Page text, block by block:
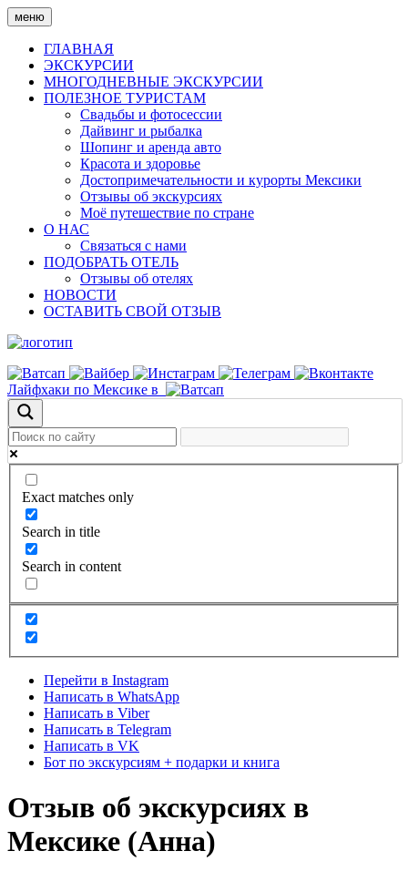
Skip
to
content
меню
ГЛАВНАЯ
ЭКСКУРСИИ
МНОГОДНЕВНЫЕ ЭКСКУРСИИ
ПОЛЕЗНОЕ ТУРИСТАМ
Свадьбы и фотосессии
Дайвинг и рыбалка
Шопинг и аренда авто
Красота и здоровье
Достопримечательности и курорты Мексики
Отзывы об экскурсиях
Моё путешествие по стране
О НАС
Связаться с нами
ПОДОБРАТЬ ОТЕЛЬ
Отзывы об отелях
НОВОСТИ
ОСТАВИТЬ СВОЙ ОТЗЫВ
Лайфхаки по Мексике в
Exact matches only
Search in title
Search in content
Перейти в Instagram
Написать в WhatsApp
Написать в Viber
Написать в Telegram
Написать в VK
Бот по экскурсиям + подарки и книга
Отзыв об экскурсиях в
Мексике (Анна)